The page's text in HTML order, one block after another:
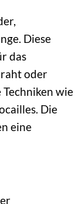
Diese
das
oder
wie
Die
eine